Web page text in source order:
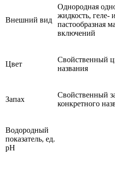
Внешний вид
Однородная
жидкость, геле-
пастообразная
включений
Цвет
Свойственный
названия
Запах
Свойственный
конкретного
Водородный
показатель, ед.
рН